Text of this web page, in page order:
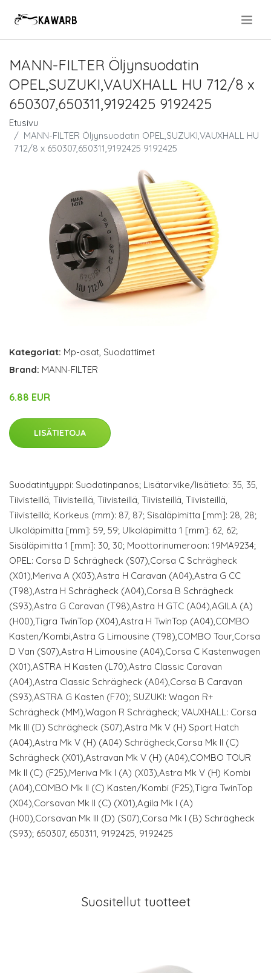
MANN-FILTER Öljynsuodatin
OPEL,SUZUKI,VAUXHALL HU 712/8 x
650307,650311,9192425 9192425
Etusivu
MANN-FILTER Öljynsuodatin OPEL,SUZUKI,VAUXHALL HU
712/8 x 650307,650311,9192425 9192425
Kategoriat: Mp-osat, Suodattimet
Brand: MANN-FILTER
6.88 EUR
LISÄTIETOJA
Suodatintyyppi: Suodatinpanos; Lisätarvike/lisätieto: 35, 35,
Tiivisteillä, Tiivisteillä, Tiivisteillä, Tiivisteillä, Tiivisteillä,
Tiivisteillä; Korkeus (mm): 87, 87; Sisäläpimitta [mm]: 28, 28;
Ulkoläpimitta [mm]: 59, 59; Ulkoläpimitta 1 [mm]: 62, 62;
Sisäläpimitta 1 [mm]: 30, 30; Moottorinumeroon: 19MA9234;
OPEL: Corsa D Schrägheck (S07),Corsa C Schrägheck
(X01),Meriva A (X03),Astra H Caravan (A04),Astra G CC
(T98),Astra H Schrägheck (A04),Corsa B Schrägheck
(S93),Astra G Caravan (T98),Astra H GTC (A04),AGILA (A)
(H00),Tigra TwinTop (X04),Astra H TwinTop (A04),COMBO
Kasten/Kombi,Astra G Limousine (T98),COMBO Tour,Corsa
D Van (S07),Astra H Limousine (A04),Corsa C Kastenwagen
(X01),ASTRA H Kasten (L70),Astra Classic Caravan
(A04),Astra Classic Schrägheck (A04),Corsa B Caravan
(S93),ASTRA G Kasten (F70); SUZUKI: Wagon R+
Schrägheck (MM),Wagon R Schrägheck; VAUXHALL: Corsa
Mk III (D) Schrägheck (S07),Astra Mk V (H) Sport Hatch
(A04),Astra Mk V (H) (A04) Schrägheck,Corsa Mk II (C)
Schrägheck (X01),Astravan Mk V (H) (A04),COMBO TOUR
Mk II (C) (F25),Meriva Mk I (A) (X03),Astra Mk V (H) Kombi
(A04),COMBO Mk II (C) Kasten/Kombi (F25),Tigra TwinTop
(X04),Corsavan Mk II (C) (X01),Agila Mk I (A)
(H00),Corsavan Mk III (D) (S07),Corsa Mk I (B) Schrägheck
(S93); 650307, 650311, 9192425, 9192425
Suositellut tuotteet